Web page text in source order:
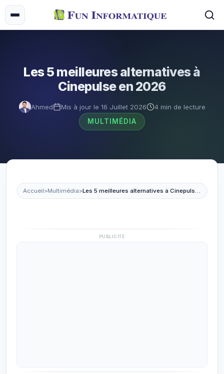
Les 5 meilleures alternatives à
Cinepulse en 2026
Ahmed Mis à jour le 16 Juillet 2026
4 min de lecture
MULTIMÉDIA
Accueil>Multimédia> Les 5 meilleures alternatives à Cinepulse en 2026
PUBLICITÉ